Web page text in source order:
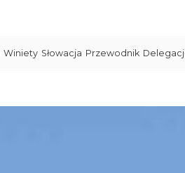
Winiety Słowacja Przewodnik